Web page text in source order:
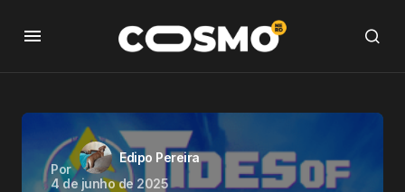
Por
Edipo Pereira
4 de junho de 2025